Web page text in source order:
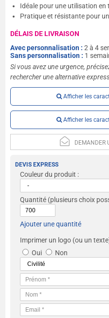
Idéale pour une utilisation en
Pratique et résistante pour
DÉLAIS DE LIVRAISON
Avec personnalisation :2 à 4
Sans personnalisation : 1
Si vous avez une urgence,
rechercher une alternative
Afficher les
Afficher les
DEMANDER
DEVIS EXPRESS
Couleur du produit :
Quantité (plusieurs choix
Ajouter une quantité
Imprimer un logo (ou un
Oui
Non